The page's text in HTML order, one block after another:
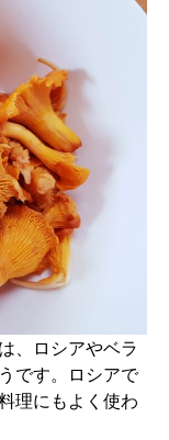
、ロシアやベラ
です。ロシアで
理にもよく使わ